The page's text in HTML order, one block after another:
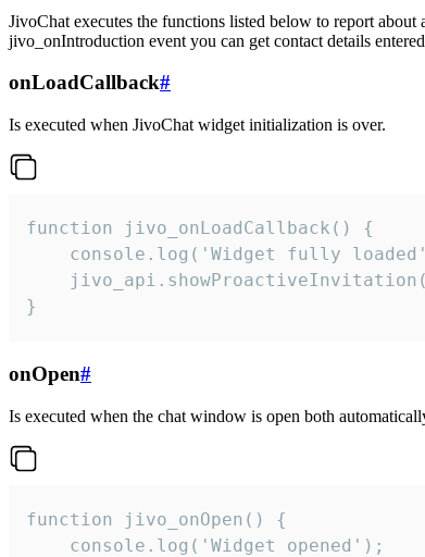
JivoChat executes the functions listed below to report
jivo_onIntroduction event you can get contact details
onLoadCallback#
Is executed when JivoChat widget initialization is over.
function jivo_onLoadCallback() {
console.log('Widget fully
}
onOpen#
Is executed when the chat window is open both
function jivo_onOpen() {
    console.log('Widget opened');